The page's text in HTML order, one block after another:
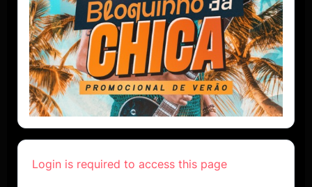
Login is required to access this page